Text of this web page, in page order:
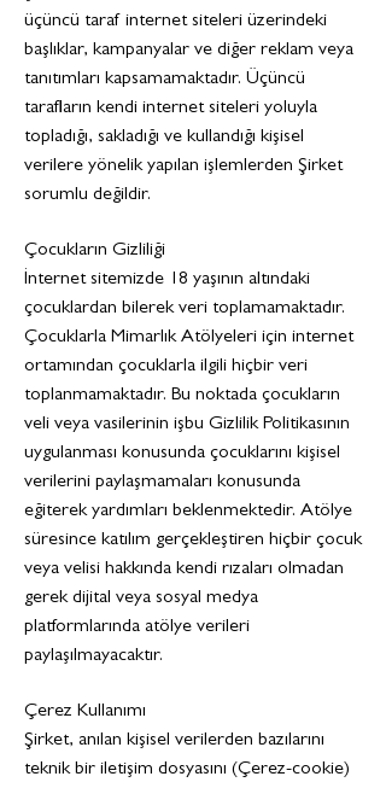
üçüncü taraf internet siteleri üzerindeki
başlıklar, kampanyalar ve diğer reklam veya
tanıtımları kapsamamaktadır. Üçüncü
tarafların kendi internet siteleri yoluyla
topladığı, sakladığı ve kullandığı kişisel
verilere yönelik yapılan işlemlerden Şirket
sorumlu değildir.
Çocukların Gizliliği
İnternet sitemizde 18 yaşının altındaki
çocuklardan bilerek veri toplamamaktadır.
Çocuklarla Mimarlık Atölyeleri için internet
ortamından çocuklarla ilgili hiçbir veri
toplanmamaktadır. Bu noktada çocukların
veli veya vasilerinin işbu Gizlilik Politikasının
uygulanması konusunda çocuklarını kişisel
verilerini paylaşmamaları konusunda
eğiterek yardımları beklenmektedir. Atölye
süresince katılım gerçekleştiren hiçbir çocuk
veya velisi hakkında kendi rızaları olmadan
gerek dijital veya sosyal medya
platformlarında atölye verileri
paylaşılmayacaktır.
Çerez Kullanımı
Şirket, anılan kişisel verilerden bazılarını
teknik bir iletişim dosyasını (Çerez-cookie)